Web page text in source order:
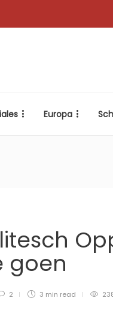
Europa
goen
2 3 min read